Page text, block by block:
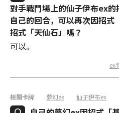
對手戰鬥場上的仙子伊布ex
自己的回合，可以再次因招
招式「天仙石」嗎？
可以。
ex
相關卡牌 夢幻ex 仙子伊布ex